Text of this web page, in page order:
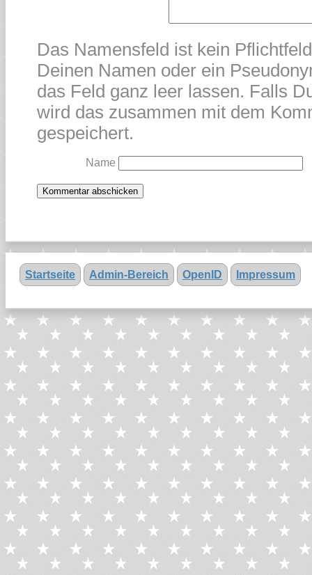
Das Namensfeld ist kein
Deinen Namen oder ein
das Feld ganz leer lassen. Falls
wird das zusammen mit dem
gespeichert.
Name
Startseite Admin-Bereich OpenID Impressum